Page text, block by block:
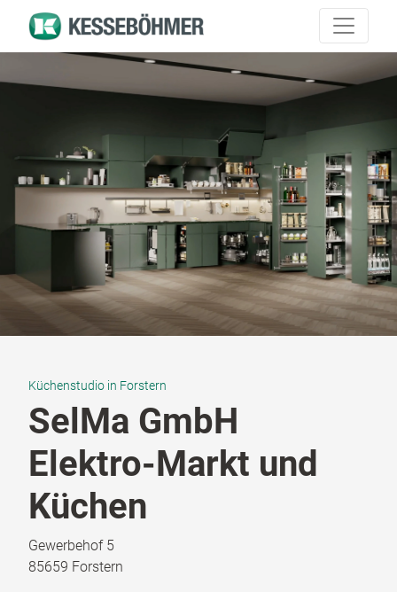
Küchenstudio in Forstern
SelMa GmbH
Elektro-Markt und
Küchen
Gewerbehof 5
85659 Forstern